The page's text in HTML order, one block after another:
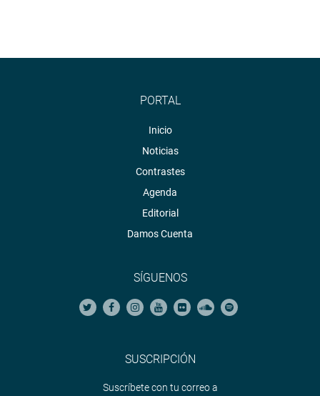
fotografia.congreso.gob.pe
PORTAL
Inicio
Noticias
Contrastes
Agenda
Editorial
Damos Cuenta
SÍGUENOS
SUSCRIPCIÓN
Suscríbete con tu correo a